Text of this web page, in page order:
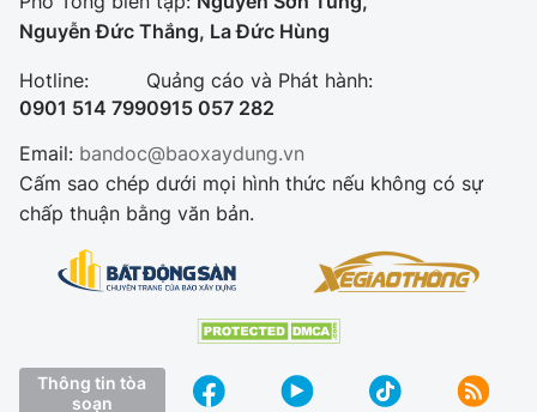
Nguyễn Đức Thắng, La Đức Hùng
Hotline:
0901 514 799
Quảng cáo và Phát hành:
0915 057 282
Email: bandoc@baoxaydung.vn
Cấm sao chép dưới mọi hình thức nếu không có sự
chấp thuận bằng văn bản.
Thông tin tòa
soạn